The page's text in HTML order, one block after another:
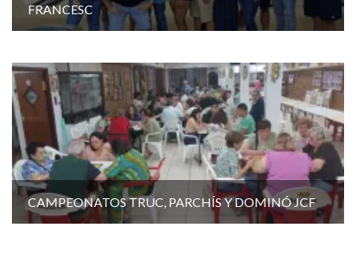
FRANCESC
CAMPEONATOS TRUC, PARCHÍS Y DOMINÓ JCF